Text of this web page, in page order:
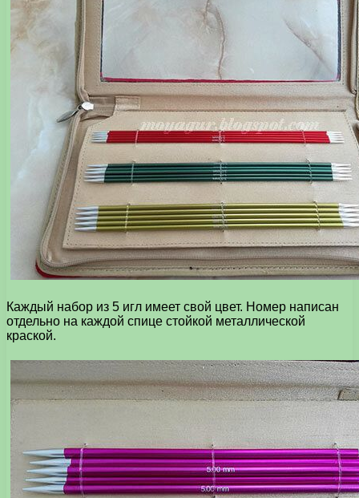
Каждый набор из 5 игл имеет свой цвет. Номер написан
отдельно на каждой спице стойкой металлической
краской.